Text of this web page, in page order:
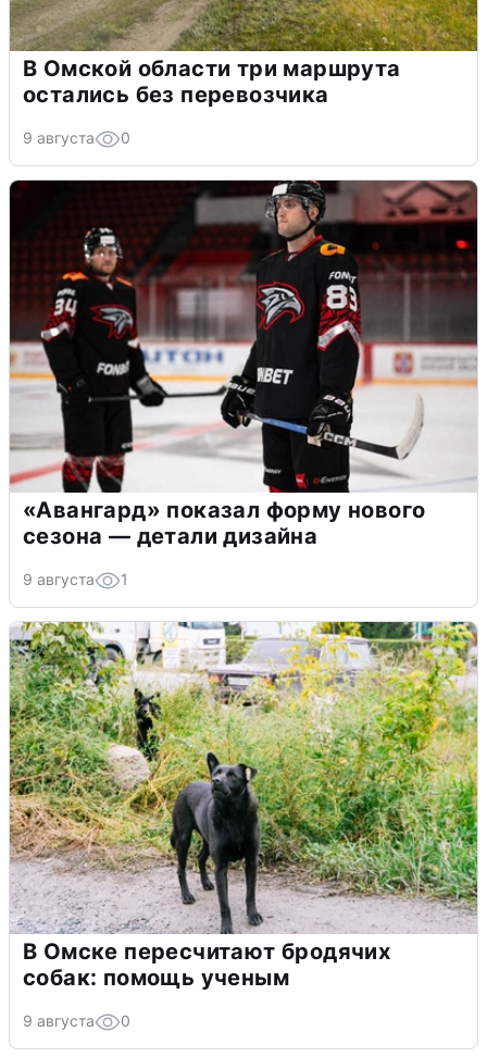
В Омской области три маршрута
остались без перевозчика
9 августа 0
«Авангард» показал форму нового
сезона — детали дизайна
9 августа 1
В Омске пересчитают бродячих
собак: помощь ученым
9 августа 0